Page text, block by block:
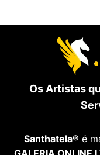
Os Artistas
Santhatela® é